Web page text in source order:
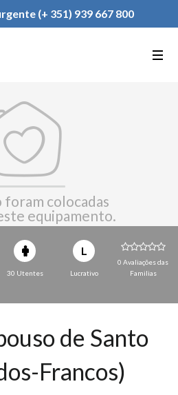
a sua Instituição
(+ 351) 939 667 800
foram colocadas
equipamento.
30 Utentes
L
Lucrativo
0 Avaliações das
Familias
de Santo
Francos)